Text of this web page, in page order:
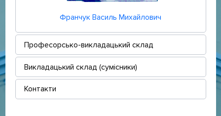
Франчук Василь Михайлович
Професорсько-викладацький склад
Викладацький склад (сумісники)
Контакти